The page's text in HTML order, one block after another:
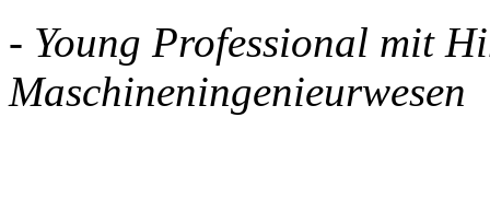
- Young Professional mit
Maschineningenieurwesen